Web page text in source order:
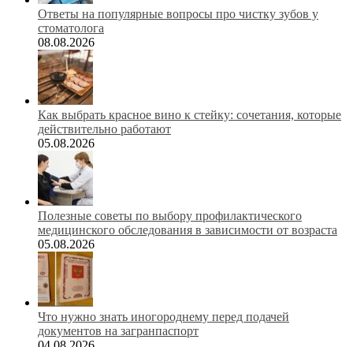
Ответы на популярные вопросы про чистку зубов у
стоматолога
08.08.2026
Как выбрать красное вино к стейку: сочетания, которые
действительно работают
05.08.2026
Полезные советы по выбору профилактического
медицинского обследования в зависимости от возраста
05.08.2026
Что нужно знать иногороднему перед подачей
документов на загранпаспорт